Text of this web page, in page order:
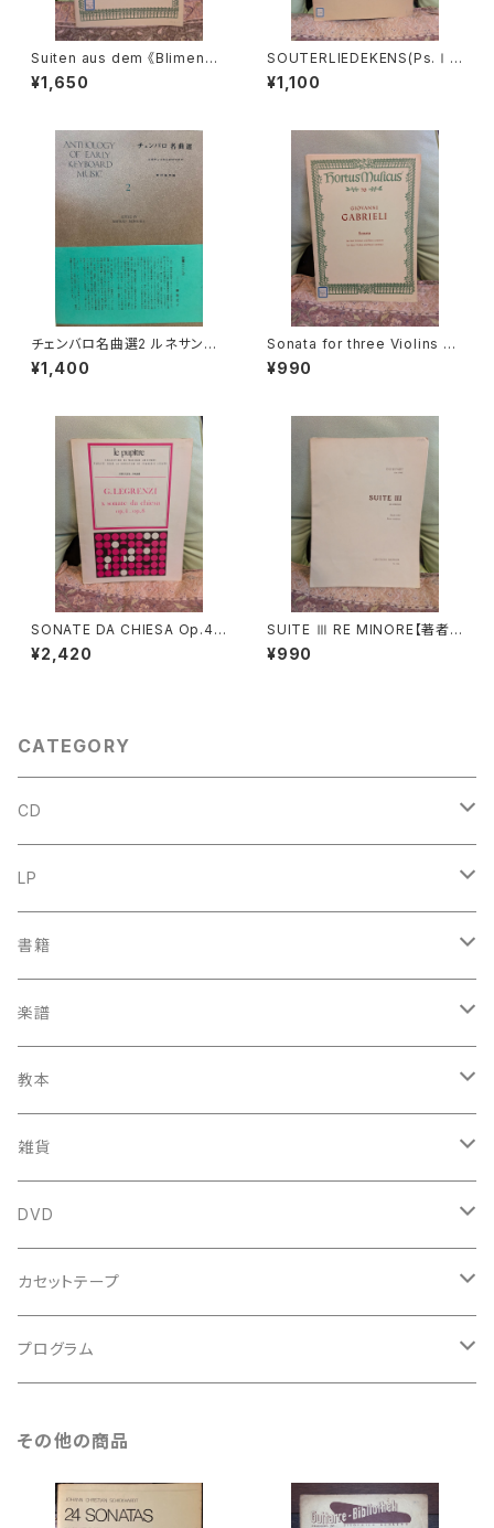
Suiten aus dem 《Blimenbü
schlein》【著者：MUFFAT】出
版社：BÄRENREITER KASSEL
¥1,650
SOUTERLIEDEKENS(Ps.Ⅰ,
Ⅻ,XXXⅠ,XXXⅧ,XL,XLⅡ,L
Ⅲ,LXV)【著者：JACOBUS CL
¥1,100
チェンバロ名曲選2 ルネサンス
からロココまで【編集：野村満
男】出版：東京コレギウム 199
¥1,400
Sonata for three Violins an
d Basso continuo【著者：GA
BRIELI】出版社：BÄRENREITE
¥990
SONATE DA CHIESA Op.4 -
Op.8【著者：G.LEGRENZI】出
版社：HEUGEL& Cie 1968年
¥2,420
SUITE Ⅲ RE MINORE【著者：
DIEUPART】出版社：EDITION
MOECK 1966年
¥990
CATEGORY
CD
古楽
中古CD
鍋島元子関連CD
古楽以外
中古CD
LP
古楽
中古LP
鍋島元子関連LP
古楽以外
中古LP
書籍
古楽関係
中古本
新古本
古楽以外
中古本
中古本
楽譜
古楽関係
スコア
鍵盤用
古楽以外
スコア
教本
古楽関係
古楽以外
雑貨
トートバッグ
バロック
ルネサンス
DVD
古楽
古楽以外
カセットテープ
古楽
プログラム
古楽以外
その他の商品